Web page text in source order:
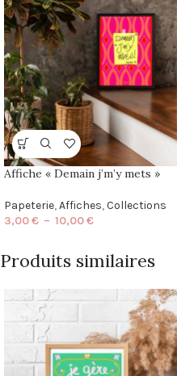
Affiche « Demain j’m’y mets »
Papeterie,Affiches,Collections
3,00€ – 10,00€
Produits similaires